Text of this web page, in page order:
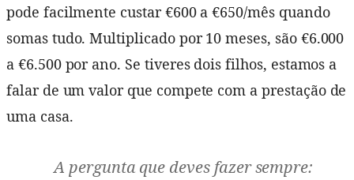
pode facilmente custar €600 a €650/mês quando
somas tudo. Multiplicado por 10 meses, são €6.000
a €6.500 por ano. Se tiveres dois filhos, estamos a
falar de um valor que compete com a prestação de
uma casa.
A pergunta que deves fazer sempre: